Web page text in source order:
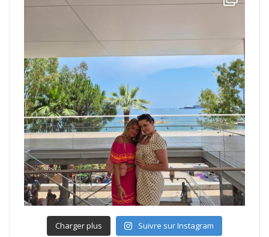
Charger plus Suivre sur Instagram